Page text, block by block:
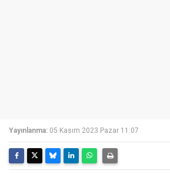
Yayınlanma: 05 Kasım 2023 Pazar 11:07